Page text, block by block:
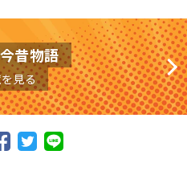
昔物語
見る